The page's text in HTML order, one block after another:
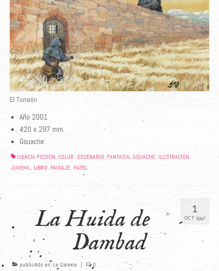
El Torreón
Año 2001
420 x 297 mm.
Gouache
CIENCIA FICCIÓN, COLOR, ESCENARIO, FANTASÍA, GOUACHE, ILUSTRACIÓN,
JUVENIL, LIBRO, PAISAJE, PAPEL
1
OCT 1997
La Huida de
Dambad
publicado en:La Galería | 0